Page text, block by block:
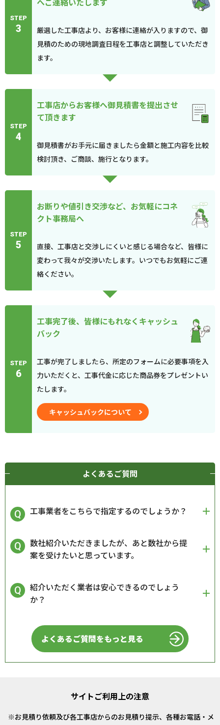
STEP
3
厳選した工事店より、お客様に連絡が入りますので、御
見積のための現地調査日程を工事店と調整していただき
ます。
STEP
4
工事店からお客様へ御見積書を提出させ
て頂きます
御見積書がお手元に届きましたら金額と施工内容を比較
検討頂き、ご商談、施行となります。
STEP
5
お断りや値引き交渉など、お気軽にコネ
クト事務局へ
直接、工事店と交渉しにくいと感じる場合など、皆様に
変わって我々が交渉いたします。いつでもお気軽にご連
絡ください。
STEP
6
工事完了後、皆様にもれなくキャッシュ
バック
工事が完了しましたら、所定のフォームに必要事項を入
力いただくと、工事代金に応じた商品券をプレゼントい
たします。
キャッシュバックについて
よくあるご質問
工事業者をこちらで指定するのでしょうか？
数社紹介いただきましたが、あと数社から提
案を受けたいと思っています。
紹介いただく業者は安心できるのでしょう
か？
よくあるご質問をもっと見る
サイトご利用上の注意
お見積り依頼及び各工事店からのお見積り提示、各種お電話・メ